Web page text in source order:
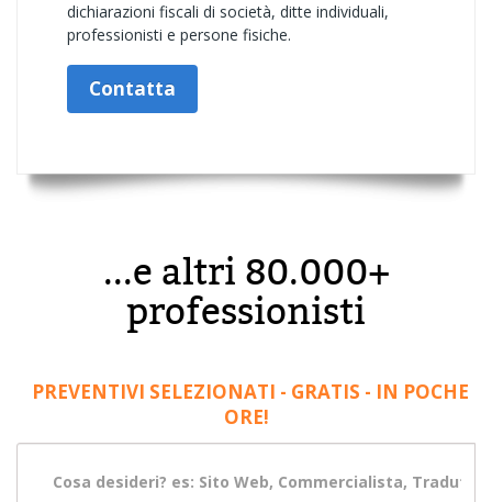
dichiarazioni fiscali di società, ditte individuali,
professionisti e persone fisiche.
Contatta
...e altri 80.000+
professionisti
PREVENTIVI SELEZIONATI - GRATIS - IN POCHE
ORE!